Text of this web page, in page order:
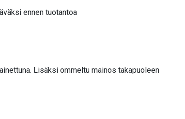
ennen tuotantoa
Lisäksi ommeltu mainos takapuoleen